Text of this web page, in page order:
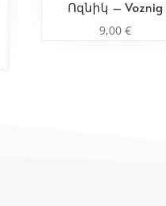
Ոզնիկ – Voznig
9,00 €